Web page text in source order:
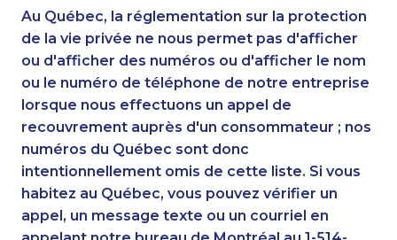
1-587-319-2134
1-780-420-2376
1-780-420-2392
1-587-328-6592
1-514-448-1504
1-780-900-8851
1-437-900-0390
1-780-420-2383
1-587-328-6503
1-587-543-0636
1-587-543-0617
1-416-916-0308
1-587-328-6578
1-778-249-5018
1-587-316-3445
1-587-219-2105
1-438-230-2019
1-902-706-0848
1-437-900-0373
1-587-328-6562
Au Québec, la réglementation sur la protection
de la vie privée ne nous permet pas d'afficher
ou d'afficher des numéros ou d'afficher le nom
ou le numéro de téléphone de notre entreprise
lorsque nous effectuons un appel de
recouvrement auprès d'un consommateur ; nos
numéros du Québec sont donc
intentionnellement omis de cette liste. Si vous
habitez au Québec, vous pouvez vérifier un
appel, un message texte ou un courriel en